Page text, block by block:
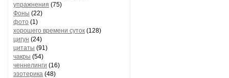
упражнения (75)
Фоны (22)
фото (1)
хорошего времени суток (128)
цигун (24)
цитаты (91)
чакры (54)
ченнелинги (16)
эзотерика (48)